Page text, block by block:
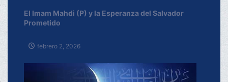
El Imam Mahdi (P) y la Esperanza del Salvador
Prometido
febrero 2, 2026